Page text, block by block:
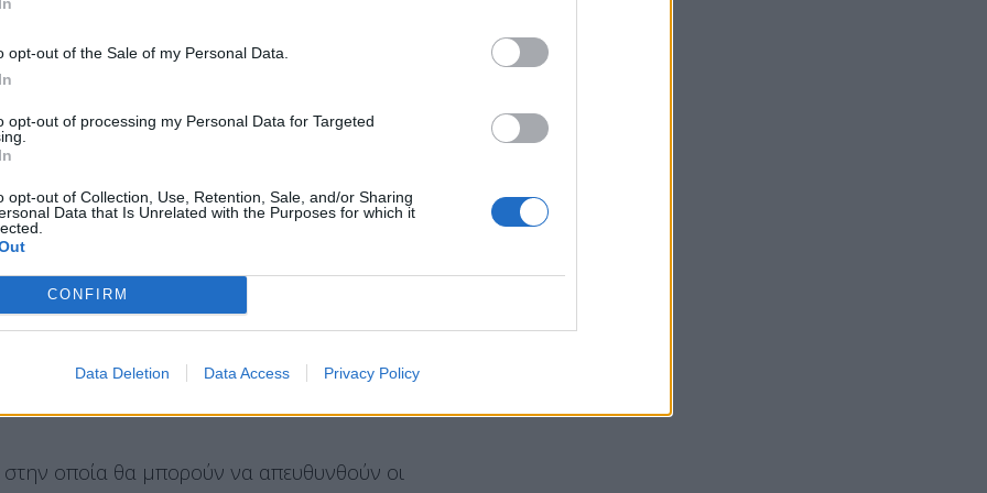
opt-out of the Sale of my Personal Data.
opt-out of processing my Personal Data for Targeted
opt-out of Collection, Use, Retention, Sale, and/or Sharing
Data that Is Unrelated with the Purposes for which it
CONFIRM
Data Deletion Data Access Privacy Policy
έφερε νόμο που το αντιστρατεύεται», έφερε
την πεποίθηση του ότι «δεν μπορεί
που έχει παραβιάσει κάθε γράμμα του».
που υπαναχώρησε ήταν ο κ.
περί υπαναχώρησης του Νίκου
Αρχών, ο κ. Τσουκαλάς υπογράμμισε
στην οποία θα μπορούν να απευθυνθούν οι